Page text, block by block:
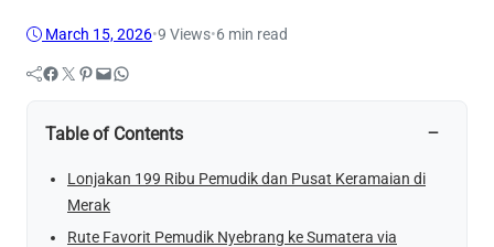
March 15, 2026•9 Views•6 min read
Facebook Twitter Pinterest Mail WhatsApp
Table of Contents −
Lonjakan 199 Ribu Pemudik dan Pusat Keramaian di
Merak
Rute Favorit Pemudik Nyebrang ke Sumatera via